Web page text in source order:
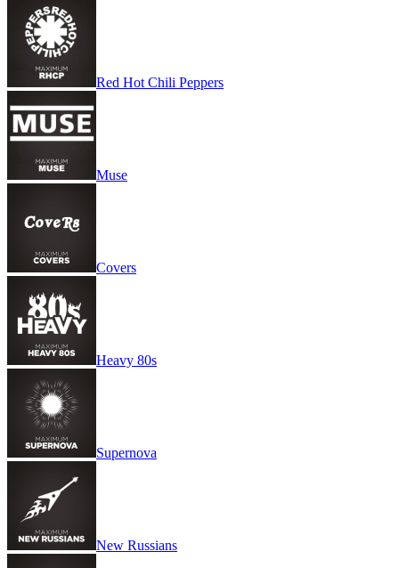
Red Hot Chili Peppers
Muse
Covers
Heavy 80s
Supernova
New Russians